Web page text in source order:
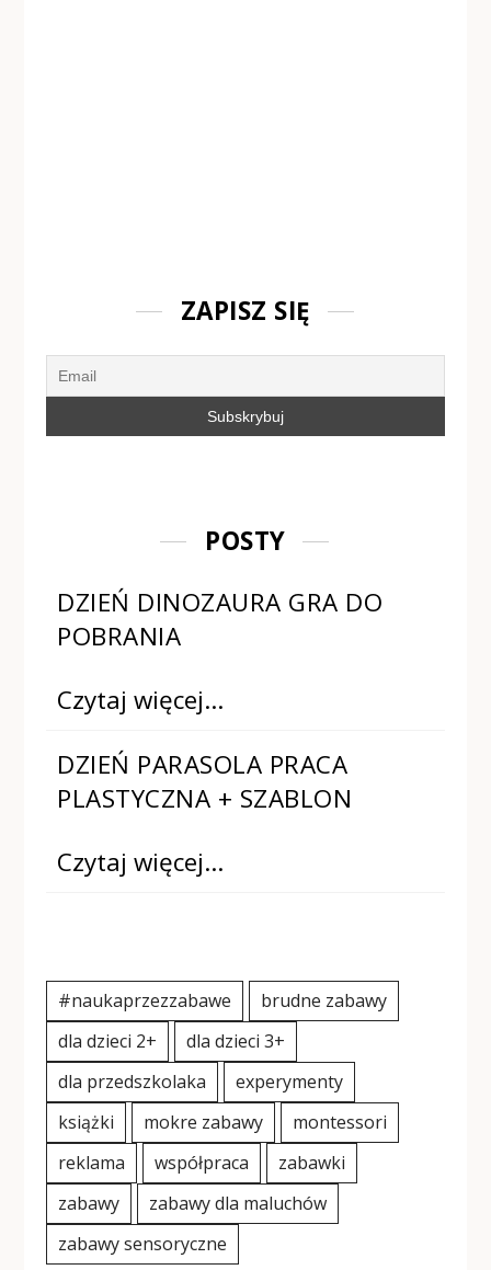
ZAPISZ SIĘ
POSTY
DZIEŃ DINOZAURA GRA DO
POBRANIA
Czytaj więcej…
DZIEŃ PARASOLA PRACA
PLASTYCZNA + SZABLON
Czytaj więcej…
#naukaprzezzabawe
brudne zabawy
dla dzieci 2+
dla dzieci 3+
dla przedszkolaka
experymenty
książki
mokre zabawy
montessori
reklama
współpraca
zabawki
zabawy
zabawy dla maluchów
zabawy sensoryczne